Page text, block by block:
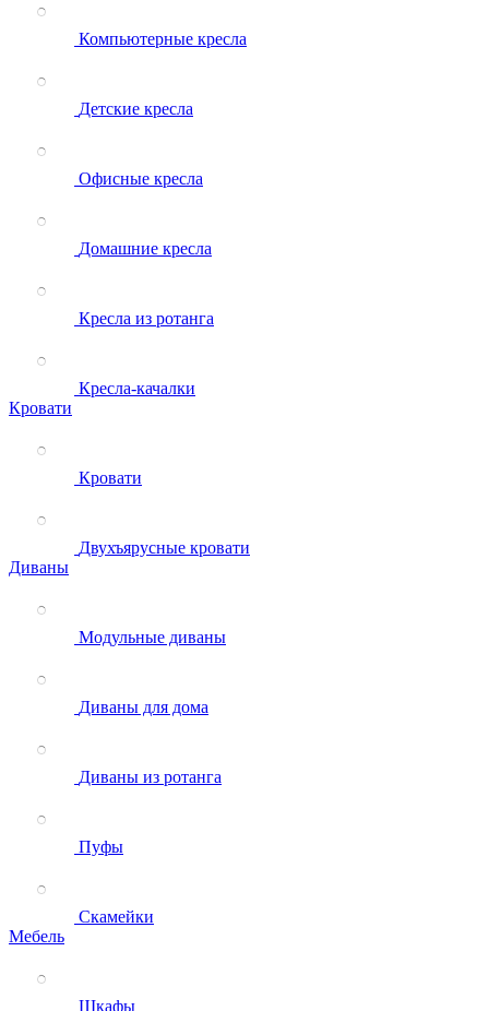
Компьютерные кресла
Детские кресла
Офисные кресла
Домашние кресла
Кресла из ротанга
Кресла-качалки
Кровати
Кровати
Двухъярусные кровати
Диваны
Модульные диваны
Диваны для дома
Диваны из ротанга
Пуфы
Скамейки
Мебель
Шкафы